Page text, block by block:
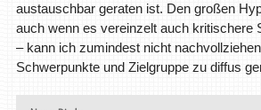
austauschbar geraten ist. Den großen
auch wenn es vereinzelt auch kritischere
– kann ich zumindest nicht
Schwerpunkte und Zielgruppe zu diffus